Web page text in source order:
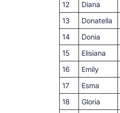
12
Diana
13
Donatella
14
Donia
15
Elisiana
16
Emily
17
Esma
18
Gloria